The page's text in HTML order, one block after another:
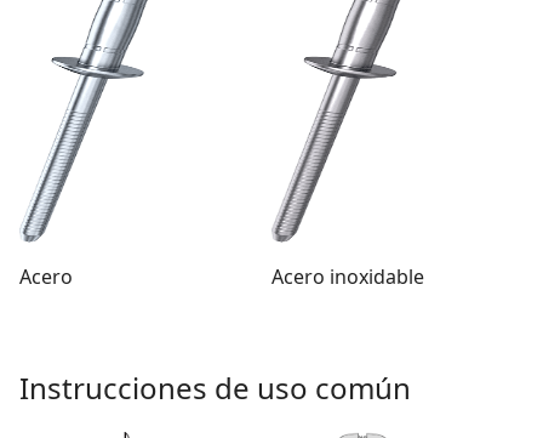
Acero Acero inoxidable
Instrucciones de uso común